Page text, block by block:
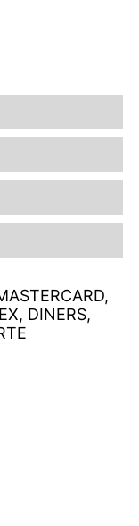
DINERS,